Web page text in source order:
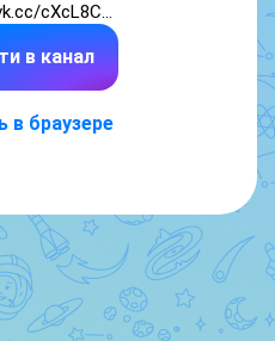
cXcL8C
- +7 (936) 246 54-53
в канал
в браузере